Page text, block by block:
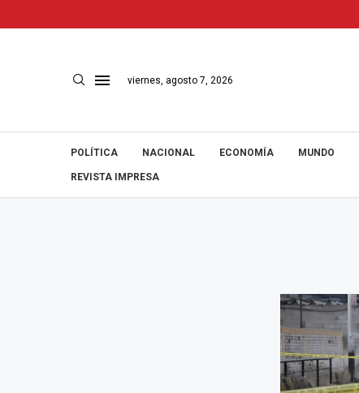
viernes, agosto 7, 2026
POLÍTICA NACIONAL ECONOMÍA MUNDO
REVISTA IMPRESA